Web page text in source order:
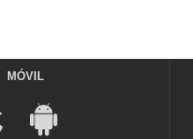
MÓVIL